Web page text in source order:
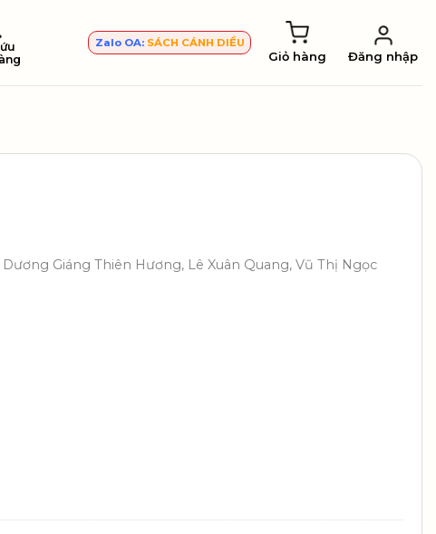
Zalo OA: SÁCH CÁNH DIỀU
Giỏ hàng Đăng nhập
Giáng Thiên Hương, Lê Xuân Quang, Vũ Thị Ngọc